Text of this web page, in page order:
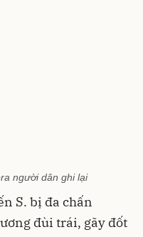
người dân ghi lại
S. bị đa chấn
đùi trái, gãy đốt